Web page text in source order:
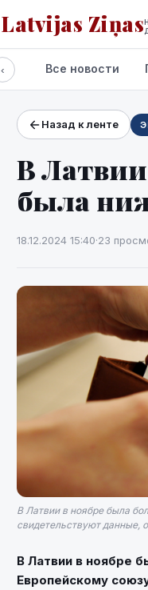
Latvijas Ziņas
Проекты и сервисы
‹ Все новости
Назад к ленте
В
была
18.12.2024 15:40·23
В Латвии в ноябре была
свидетельствуют данные,
В Латвии в ноябре
Европейскому